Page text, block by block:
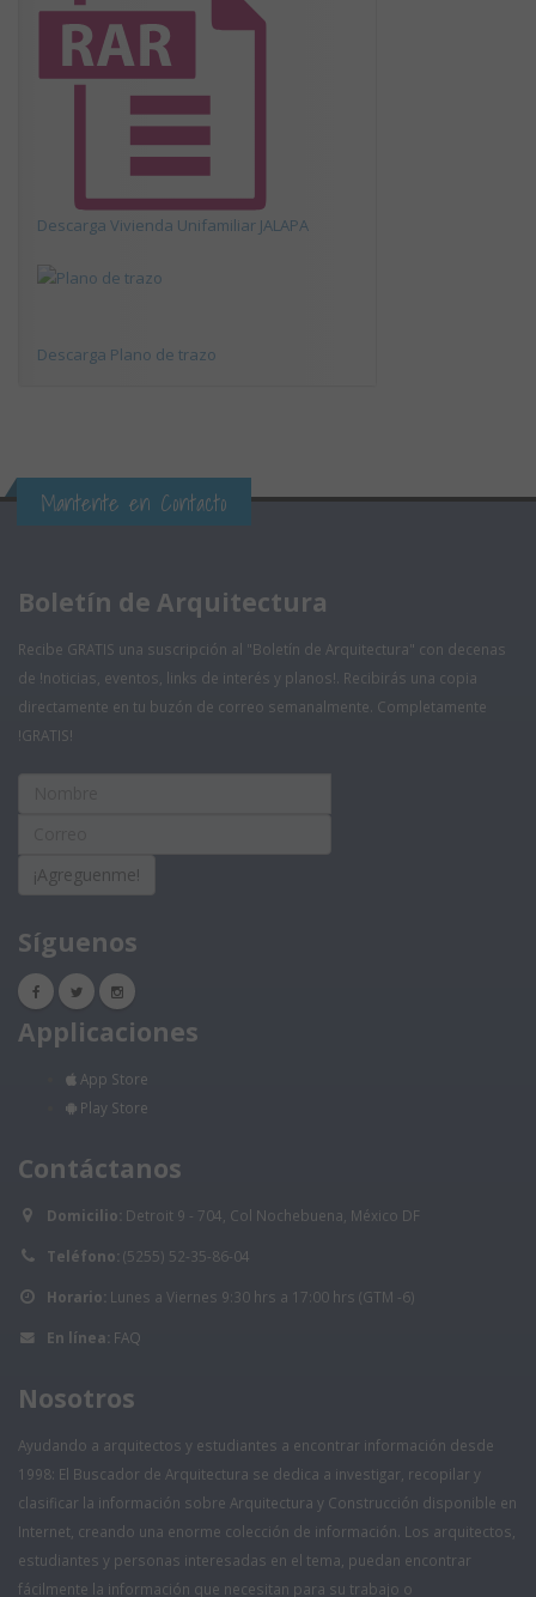
Descarga Vivienda Unifamiliar JALAPA
Descarga Plano de trazo
Mantente en Contacto
Boletín de Arquitectura
Recibe GRATIS una suscripción al "Boletín de Arquitectura" con decenas
de !noticias, eventos, links de interés y planos!. Recibirás una copia
directamente en tu buzón de correo semanalmente. Completamente
!GRATIS!
¡Agreguenme!
Síguenos
Applicaciones
App Store
Play Store
Contáctanos
Domicilio: Detroit 9 - 704, Col Nochebuena, México DF
Teléfono: (5255) 52-35-86-04
Horario: Lunes a Viernes 9:30 hrs a 17:00 hrs (GTM -6)
En línea: FAQ
Nosotros
Ayudando a arquitectos y estudiantes a encontrar información desde
1998: El Buscador de Arquitectura se dedica a investigar, recopilar y
clasificar la información sobre Arquitectura y Construcción disponible en
Internet, creando una enorme colección de información. Los arquitectos,
estudiantes y personas interesadas en el tema, puedan encontrar
fácilmente la información que necesitan para su trabajo o